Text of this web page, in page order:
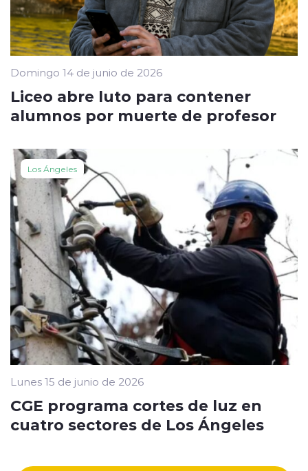
Domingo 14 de junio de 2026
Liceo abre luto para contener
alumnos por muerte de profesor
Los Ángeles
Lunes 15 de junio de 2026
CGE programa cortes de luz en
cuatro sectores de Los Ángeles